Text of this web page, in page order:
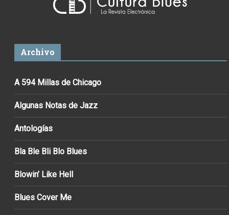
Archivo
A 594 Millas de Chicago
Algunas Notas de Jazz
Antologías
Bla Ble Bli Blo Blues
Blowin’ Like Hell
Blues Cover Me